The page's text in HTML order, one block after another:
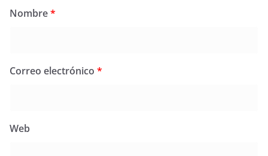
Nombre*
Correo electrónico *
Web